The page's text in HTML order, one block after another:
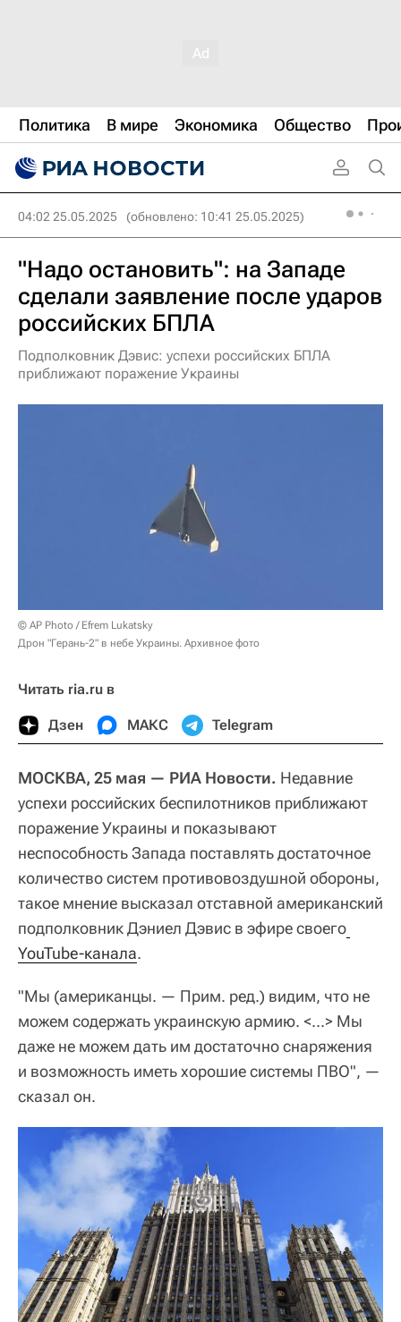
Политика В мире Экономика Общество
04:02 25.05.2025 (обновлено: 10:41 25.05.2025)
"Надо остановить": на Западе
сделали заявление после ударов
российских БПЛА
Подполковник Дэвис: успехи российских БПЛА
приближают поражение Украины
© AP Photo / Efrem Lukatsky
Дрон "Герань-2" в небе Украины. Архивное фото
Читать ria.ru в
Дзен МАКС Telegram
МОСКВА, 25 мая — РИА Новости. Недавние
успехи российских беспилотников приближают
поражение Украины и показывают
неспособность Запада поставлять достаточное
количество систем противовоздушной обороны,
такое мнение высказал отставной американский
подполковник Дэниел Дэвис в эфире своего
YouTube-канала.
"Мы (американцы. — Прим. ред.) видим, что не
можем содержать украинскую армию. <...> Мы
даже не можем дать им достаточно снаряжения
и возможность иметь хорошие системы ПВО", —
сказал он.